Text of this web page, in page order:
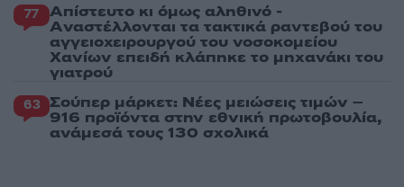
77 Απίστευτο κι όμως αληθινό -
Aναστέλλονται τα τακτικά ραντεβού του
αγγειοχειρουργού του νοσοκομείου
Χανίων επειδή κλάπηκε το μηχανάκι του
γιατρού
63 Σούπερ μάρκετ: Νέες μειώσεις τιμών –
916 προϊόντα στην εθνική πρωτοβουλία,
ανάμεσά τους 130 σχολικά